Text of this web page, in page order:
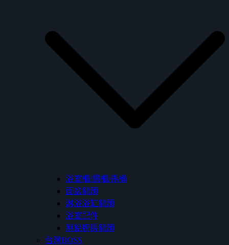
浴室櫃/鏡櫃/馬桶
面盆龍頭
淋浴浴缸龍頭
浴室配件
無鉛廚房龍頭
台灣BOSS